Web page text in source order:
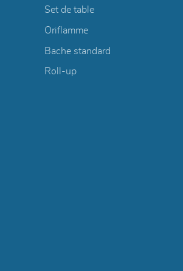
Set de table
Oriflamme
Bache standard
Roll-up